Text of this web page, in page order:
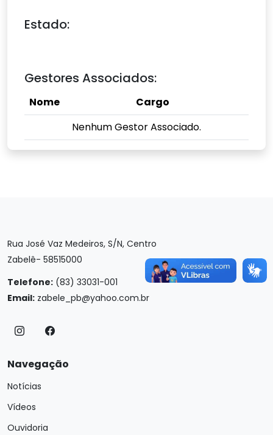
Estado:
Gestores Associados:
Nome
Cargo
Nenhum Gestor Associado.
Rua José Vaz Medeiros, S/N, Centro
Zabelê- 58515000
Telefone: (83) 33031-001
Email: zabele_pb@yahoo.com.br
Navegação
Notícias
Vídeos
Ouvidoria